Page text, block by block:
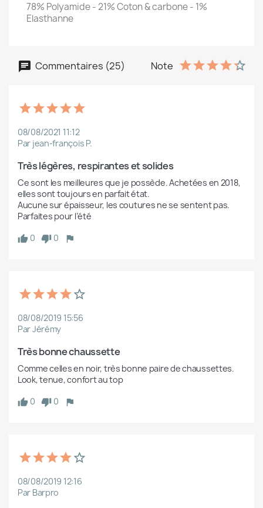
78% Polyamide - 21% Coton & carbone - 1%
Elasthanne
Commentaires (25) Note
08/08/2021 11:12
Par jean-françois P.
Très légères, respirantes et solides
Ce sont les meilleures que je possède. Achetées en 2018,
elles sont toujours en parfait état.
Aucune sur épaisseur, les coutures ne se sentent pas.
Parfaites pour l’été
0
0
08/08/2019 15:56
Par Jérémy
Très bonne chaussette
Comme celles en noir, très bonne paire de chaussettes.
Look, tenue, confort au top
0
0
08/08/2019 12:16
Par Barpro